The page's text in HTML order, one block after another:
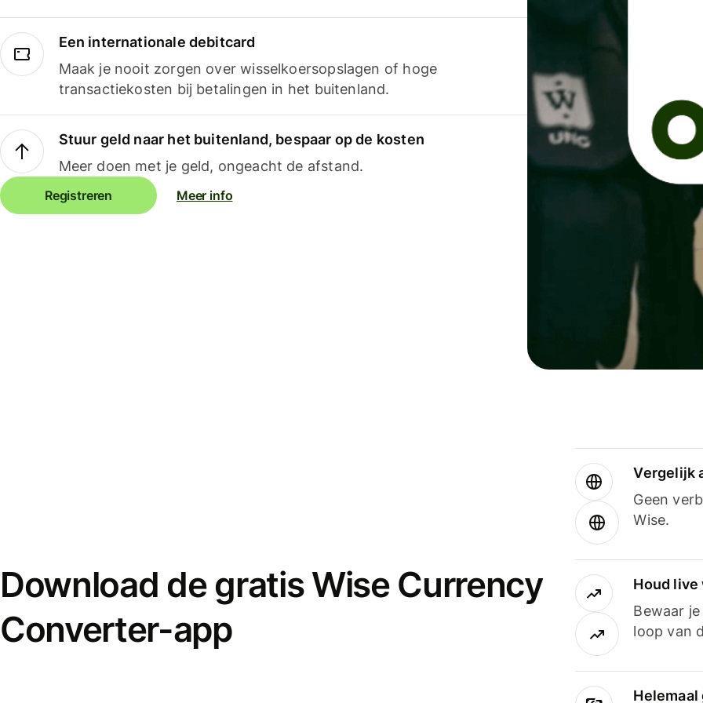
Een internationale debitcard
Maak je nooit zorgen over wisselkoersopslagen of hoge
transactiekosten bij betalingen in het buitenland.
Stuur geld naar het buitenland, bespaar op de kosten
Meer doen met je geld, ongeacht de afstand.
Registreren Meer info
Download de gratis Wise Currency
Converter-app
Vergelijk
Geen
Wise.
Houd
Bewaar
loop van